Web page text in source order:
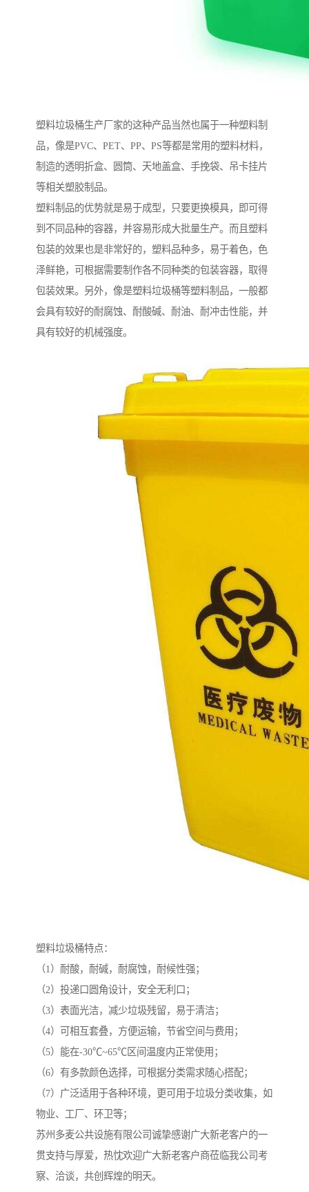
塑料垃圾桶生产厂家的这种产品当然也属于一种塑料制
品，像是PVC、PET、PP、PS等都是常用的塑料材料，
制造的透明折盒、圆筒、天地盖盒、手挽袋、吊卡挂片
等相关塑胶制品。
塑料制品的优势就是易于成型，只要更换模具，即可得
到不同品种的容器，并容易形成大批量生产。而且塑料
包装的效果也是非常好的，塑料品种多，易于着色，色
泽鲜艳，可根据需要制作各不同种类的包装容器，取得
包装效果。另外，像是塑料垃圾桶等塑料制品，一般都
会具有较好的耐腐蚀、耐酸碱、耐油、耐冲击性能，并
具有较好的机械强度。
塑料垃圾桶特点：
（1）耐酸，耐碱，耐腐蚀，耐候性强；
（2）投递口圆角设计，安全无利口；
（3）表面光洁，减少垃圾残留，易于清洁；
（4）可相互套叠，方便运输，节省空间与费用；
（5）能在-30℃~65℃区间温度内正常使用；
（6）有多款颜色选择，可根据分类需求随心搭配；
（7）广泛适用于各种环境，更可用于垃圾分类收集，如
物业、工厂、环卫等；
苏州多麦公共设施有限公司诚挚感谢广大新老客户的一
贯支持与厚爱，热忱欢迎广大新老客户商莅临我公司考
察、洽谈，共创辉煌的明天。